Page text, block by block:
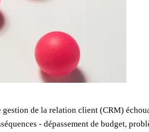
de la relation client (CRM)
- dépassement de budget,